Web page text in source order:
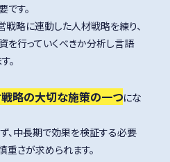
す。
略に連動した人材戦略を練り、
を行っていくべきか分析し言語
。
戦略の大切な施策の一つにな
、中長期で効果を検証する必要
さが求められます。